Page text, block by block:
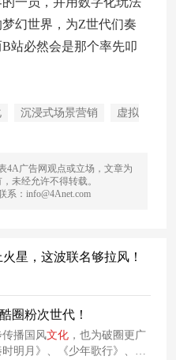
幻世界，为Z世代们奏
站必然会是那个率先叩
沉浸式场景营销
虚拟
4A广告网观点或立场，文章为
未经允许不得转载。
系：info@4Anet.com
星，这波联名够拉风！
圈粉次世代！
传播国风文化 ，也为破圈更广
明月》、《少年歌行》、